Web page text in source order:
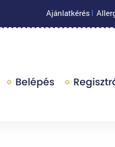
Ajánlatkérés |
Belépés